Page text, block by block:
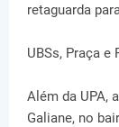
retaguarda
UBSs, Praça e
Além da UPA,
Galiane, no